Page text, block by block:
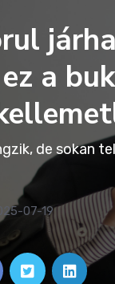
a
de sokan
07-19